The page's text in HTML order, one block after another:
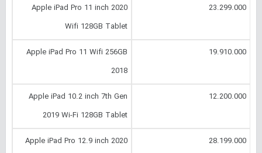
23.299.000
Apple iPad Pro 11 inch 2020
Wifi 128GB Tablet
19.910.000
Apple iPad Pro 11 Wifi 256GB
2018
12.200.000
Apple iPad 10.2 inch 7th Gen
2019 Wi-Fi 128GB Tablet
28.199.000
Apple iPad Pro 12.9 inch 2020